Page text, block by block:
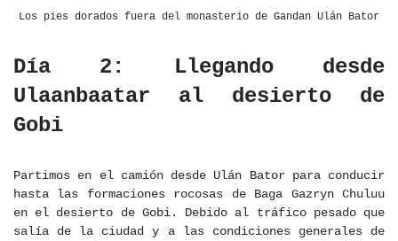
Los pies dorados fuera del monasterio de Gandan Ulán Bator
Día 2: Llegando desde
Ulaanbaatar al desierto de
Gobi
Partimos en el camión desde Ulán Bator para conducir
hasta las formaciones rocosas de Baga Gazryn Chuluu
en el desierto de Gobi. Debido al tráfico pesado que
salía de la ciudad y a las condiciones generales de